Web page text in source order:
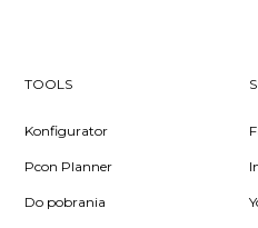
TOOLS
Konfigurator
Pcon Planner
Do pobrania